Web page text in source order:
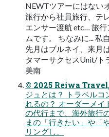
NEWTツアーにはない
旅⾏から社員旅⾏、テ
エンサー渡航 etc… 旅
ムです。 ちなみに... 私
先⽉はブルネイ、来⽉
タマーサクセスUnit/ト
美南
© 2025 Reiwa
ジュとは？ トラベルコ
れるの？ オーダーメイ
の代行まで、海外旅行
まの「行きたい」や「
リングし、